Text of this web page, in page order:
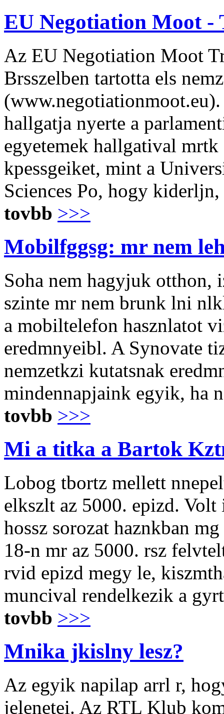
EU Negotiation Moot -
Az EU Negotiation Moot
Brsszelben tartotta els
hallgatja nyerte a
egyetemek hallgatival mrtk
kpessgeiket, mint a
Sciences Po, hogy
tovbb >>>
Mobilfggsg: mr nem
Soha nem hagyjuk otthon,
szinte mr nem brunk lni
a mobiltelefon hasznlatot
eredmnyeibl. A Synovate
nemzetkzi kutatsnak
mindennapjaink egyik, ha
tovbb >>>
Mi a titka a Bartok
Lobog tbortz mellett
elkszlt az 5000. epizd.
hossz sorozat haznkban
18-n mr az 5000. rsz
rvid epizd megy le,
muncival rendelkezik a
tovbb >>>
Mnika jkislny lesz?
Az egyik napilap arrl r,
jelenetei. Az RTL Klub